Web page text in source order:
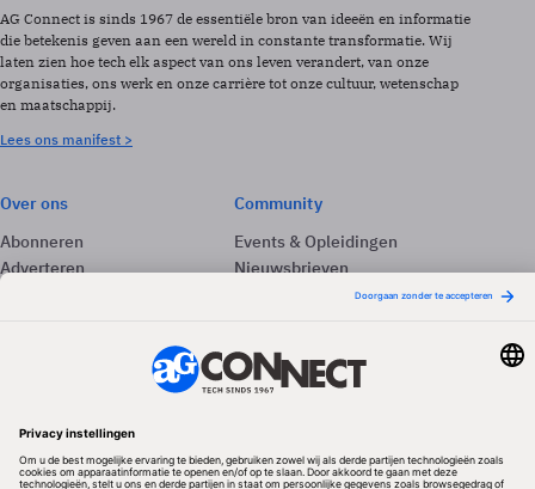
AG Connect is sinds 1967 de essentiële bron van ideeën en informatie
die betekenis geven aan een wereld in constante transformatie. Wij
laten zien hoe tech elk aspect van ons leven verandert, van onze
organisaties, ons werk en onze carrière tot onze cultuur, wetenschap
en maatschappij.
Lees ons manifest >
Over ons
Abonneren
Adverteren
Community
Events & Opleidingen
Nieuwsbrieven
Volg ons